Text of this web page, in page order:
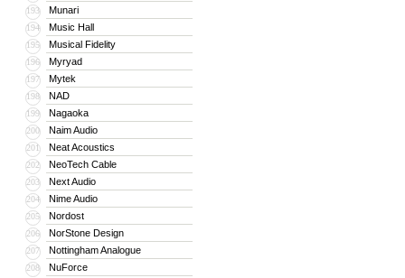
193 Munari
194 Music Hall
195 Musical Fidelity
196 Myryad
197 Mytek
198 NAD
199 Nagaoka
200 Naim Audio
201 Neat Acoustics
202 NeoTech Cable
203 Next Audio
204 Nime Audio
205 Nordost
206 NorStone Design
207 Nottingham Analogue
208 NuForce